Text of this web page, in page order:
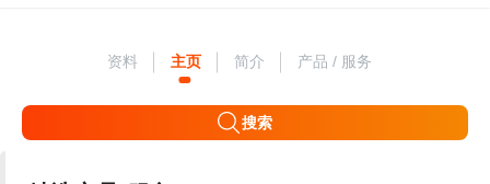
资料 主页 简介 产品 / 服务
搜索